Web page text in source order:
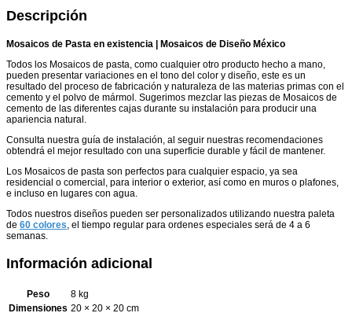
Descripción
Mosaicos de Pasta en existencia | Mosaicos de Diseño México
Todos los Mosaicos de pasta, como cualquier otro producto hecho a mano,
pueden presentar variaciones en el tono del color y diseño, este es un
resultado del proceso de fabricación y naturaleza de las materias primas con el
cemento y el polvo de mármol. Sugerimos mezclar las piezas de Mosaicos de
cemento de las diferentes cajas durante su instalación para producir una
apariencia natural.
Consulta nuestra guía de instalación, al seguir nuestras recomendaciones
obtendrá el mejor resultado con una superficie durable y fácil de mantener.
Los Mosaicos de pasta son perfectos para cualquier espacio, ya sea
residencial o comercial, para interior o exterior, así como en muros o plafones,
e incluso en lugares con agua.
Todos nuestros diseños pueden ser personalizados utilizando nuestra paleta
de 60 colores, el tiempo regular para ordenes especiales será de 4 a 6
semanas.
Información adicional
Peso
8 kg
Dimensiones 20 × 20 × 20 cm